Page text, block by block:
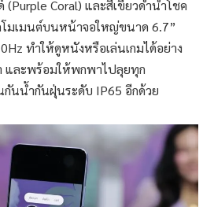
(Purple Coral) และสีเขียวดำนำโชค
โมเมนต์บนหน้าจอใหญ่ขนาด 6.7”
ทำให้ดูหนังหรือเล่นเกมได้อย่าง
และพร้อมให้พกพาไปลุยทุก
นน้ำกันฝุ่นระดับ IP65 อีกด้วย